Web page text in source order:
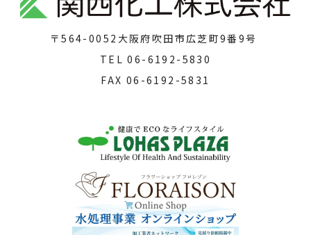
〒564-0052 大阪府吹田市広芝町9番9号
TEL06-6192-5830
FAX 06-6192-5831